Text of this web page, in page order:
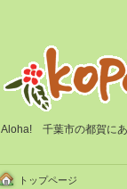
Aloha! 千葉市の都賀にあ
トップページ